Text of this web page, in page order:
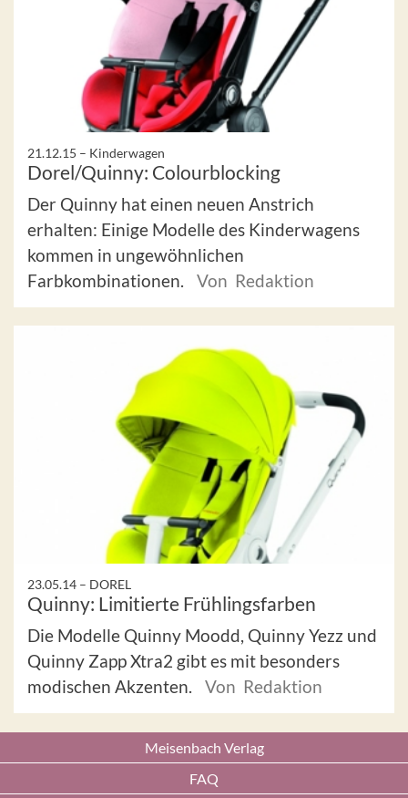
21.12.15 – Kinderwagen
Dorel/Quinny: Colourblocking
Der Quinny hat einen neuen Anstrich
erhalten: Einige Modelle des Kinderwagens
kommen in ungewöhnlichen
Farbkombinationen.
Von Redaktion
23.05.14 – DOREL
Quinny: Limitierte Frühlingsfarben
Die Modelle Quinny Moodd, Quinny Yezz und
Quinny Zapp Xtra2 gibt es mit besonders
modischen Akzenten.
Von Redaktion
Meisenbach Verlag
FAQ